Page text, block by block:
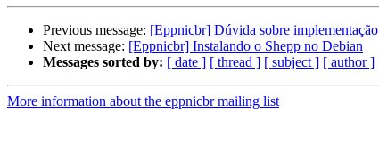
Previous message: [Eppnicbr] Dúvida sobre implementação
Next message: [Eppnicbr] Instalando o Shepp no Debian
Messages sorted by: [ date ] [ thread ] [ subject ] [ author ]
More information about the eppnicbr mailing list